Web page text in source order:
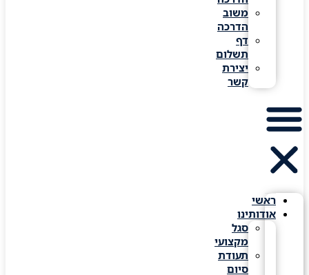
משוב
הדרכה
דף
תשלום
יצירת
ראשי
אודותינו
סגל
מקצועי
תעודת